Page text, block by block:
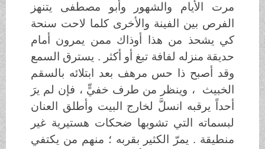
مرت الأيام والشهور وأبو مصطفى يتنهز
الفرص بين الفينة والأخرى كلما لاحت سنحة
كي يشحذ من هذا أوذاك ممن يمرون أمام
حديقة منزله لفافة تبغ أو أكثر . يسترق السمع
وقد أصبح ذا حس مرهف بعد ابتلائه بالسقم
الخبيث ، وينظر من طرف خفيٍّ ، فإن لم يرَ
أحداً يرقبه انسلَّ لخارج البيت وأطلق العنان
لبسماته التي تشوبها ضحكات هستيرية غير
منطيقة . يمرّ الكثير بقربه ؛ منهم من يكتفي